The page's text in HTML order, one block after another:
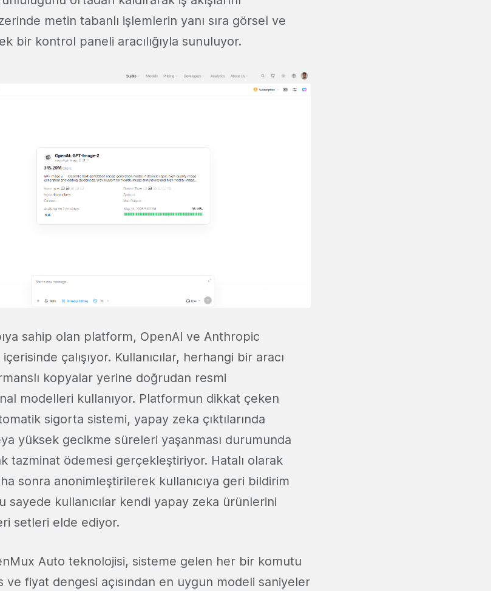
metin tabanlı işlemlerin yanı sıra görsel ve
bir kontrol paneli aracılığıyla sunuluyor.
sahip olan platform, OpenAI ve Anthropic
çalışıyor. Kullanıcılar, herhangi bir aracı
kopyalar yerine doğrudan resmi
modelleri kullanıyor. Platformun dikkat çeken
sigorta sistemi, yapay zeka çıktılarında
yüksek gecikme süreleri yaşanması durumunda
tazminat ödemesi gerçekleştiriyor. Hatalı olarak
sonra anonimleştirilerek kullanıcıya geri bildirim
sayede kullanıcılar kendi yapay zeka ürünlerini
setleri elde ediyor.
Auto teknolojisi, sisteme gelen her bir komutu
fiyat dengesi açısından en uygun modeli saniyeler